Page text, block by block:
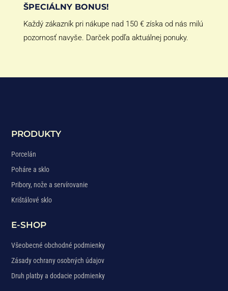
ŠPECIÁLNY BONUS!
Každý zákazník pri nákupe nad 150 € získa od nás milú
pozornosť navyše. Darček podľa aktuálnej ponuky.
PRODUKTY
Porcelán
Poháre a sklo
Pribory, nože a servírovanie
Krištálové sklo
E-SHOP
Všeobecné obchodné podmienky
Zásady ochrany osobných údajov
Druh platby a dodacie podmienky